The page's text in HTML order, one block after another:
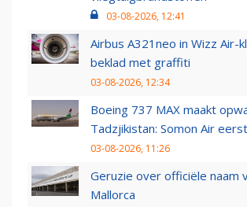
03-08-2026, 12:41
Airbus A321neo in Wizz Air-
beklad met graffiti
03-08-2026, 12:34
Boeing 737 MAX maakt
Tadzjikistan: Somon Air
03-08-2026, 11:26
Geruzie over officiële naam
Mallorca